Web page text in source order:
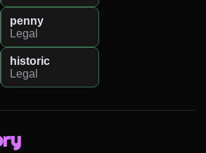
penny
Legal
historic
Legal